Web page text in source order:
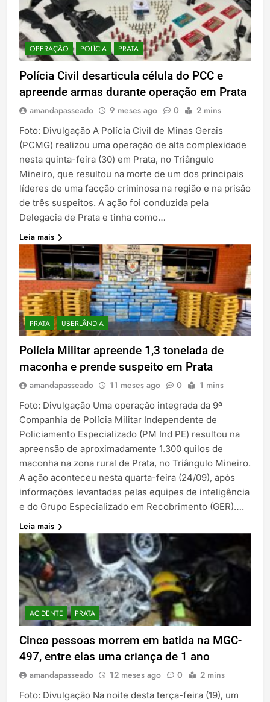
OPERAÇÃO POLÍCIA PRATA
Polícia Civil desarticula célula do PCC e
apreende armas durante operação em Prata
amandapasseado 9 meses ago 0 2 mins
Foto: Divulgação A Polícia Civil de Minas Gerais
(PCMG) realizou uma operação de alta complexidade
nesta quinta-feira (30) em Prata, no Triângulo
Mineiro, que resultou na morte de um dos principais
líderes de uma facção criminosa na região e na prisão
de três suspeitos. A ação foi conduzida pela
Delegacia de Prata e tinha como…
Leia mais
PRATA UBERLÂNDIA
Polícia Militar apreende 1,3 tonelada de
maconha e prende suspeito em Prata
amandapasseado 11 meses ago 0 1 mins
Foto: Divulgação Uma operação integrada da 9ª
Companhia de Polícia Militar Independente de
Policiamento Especializado (PM Ind PE) resultou na
apreensão de aproximadamente 1.300 quilos de
maconha na zona rural de Prata, no Triângulo Mineiro.
A ação aconteceu nesta quarta-feira (24/09), após
informações levantadas pelas equipes de inteligência
e do Grupo Especializado em Recobrimento (GER)….
Leia mais
ACIDENTE PRATA
Cinco pessoas morrem em batida na MGC-
497, entre elas uma criança de 1 ano
amandapasseado 12 meses ago 0 2 mins
Foto: Divulgação Na noite desta terça-feira (19), um